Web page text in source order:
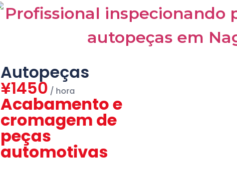
Autopeças
¥1450
Acabamento e
cromagem de
peças
automotivas